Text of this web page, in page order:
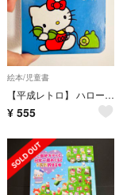
絵本/児童書
【平成レトロ】 ハローキティ ミニえほん あいうえお③
¥ 555